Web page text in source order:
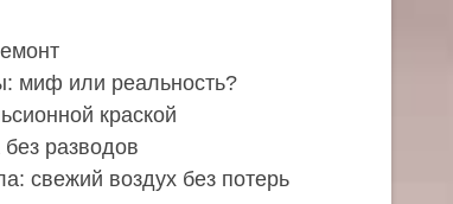
миф или реальность?
краской
разводов
свежий воздух без потерь